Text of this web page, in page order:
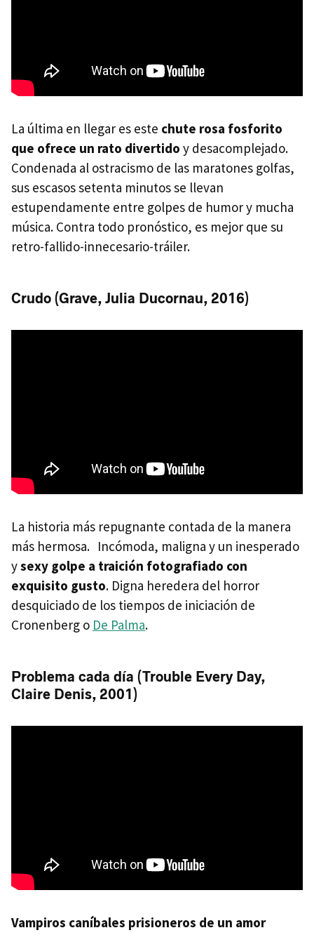
La última en llegar es este chute rosa fosforito
que ofrece un rato divertido y desacomplejado.
Condenada al ostracismo de las maratones golfas,
sus escasos setenta minutos se llevan
estupendamente entre golpes de humor y mucha
música. Contra todo pronóstico, es mejor que su
retro-fallido-innecesario-tráiler.
Crudo (Grave, Julia Ducornau, 2016)
La historia más repugnante contada de la manera
más hermosa. Incómoda, maligna y un inesperado
ysexy golpe a traición fotografiado con
exquisito gusto. Digna heredera del horror
desquiciado de los tiempos de iniciación de
Cronenberg o De Palma.
Problema cada día (Trouble Every Day,
Claire Denis, 2001)
Vampiros caníbales prisioneros de un amor